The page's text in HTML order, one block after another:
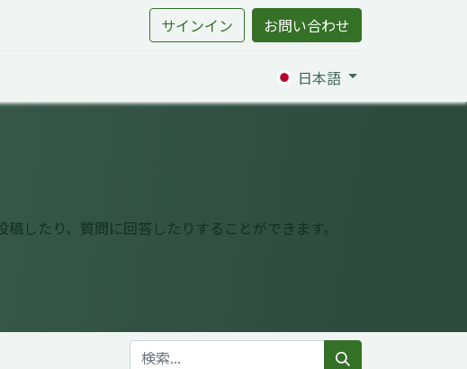
サインイン お問い合わせ
日本語
したり、質問に回答したりすることができます。